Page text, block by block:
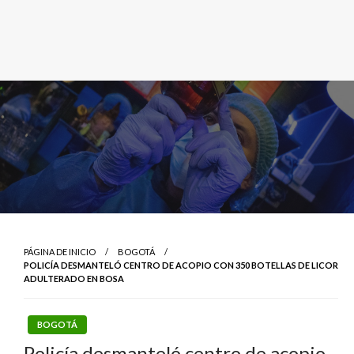
PÁGINA DE INICIO
BOGOTÁ
POLICÍA DESMANTELÓ CENTRO DE ACOPIO CON 350 BOTELLAS DE LICOR
ADULTERADO EN BOSA
BOGOTÁ